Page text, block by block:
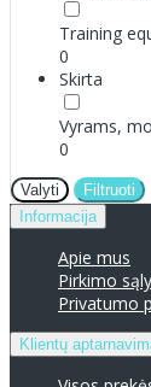
Training
0
Skirta
Vyrams,
0
Valyti
Filtruoti
Informacija
Apie mus
Pirkimo
Privatumo
Klientų